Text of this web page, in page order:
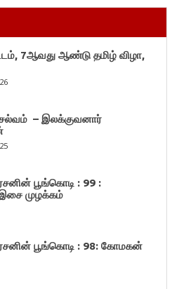
7ஆவது ஆண்டு தமிழ் விழா,
– இலக்குவனார்
பூங்கொடி : 99 :
முழக்கம்
பூங்கொடி : 98: கோமகன்